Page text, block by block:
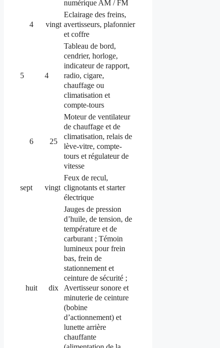
numérique AM / FM
4 vingt
Eclairage des freins,
avertisseurs, plafonnier
et coffre
5 4
Tableau de bord,
cendrier, horloge,
indicateur de rapport,
radio, cigare,
chauffage ou
climatisation et
compte-tours
6 25
Moteur de ventilateur
de chauffage et de
climatisation, relais de
lève-vitre, compte-
tours et régulateur de
vitesse
sept vingt
Feux de recul,
clignotants et starter
électrique
huit dix
Jauges de pression
d’huile, de tension, de
température et de
carburant ; Témoin
lumineux pour frein
bas, frein de
stationnement et
ceinture de sécurité ;
Avertisseur sonore et
minuterie de ceinture
(bobine
d’actionnement) et
lunette arrière
chauffante